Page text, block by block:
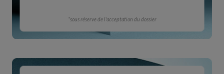
*sous réserve de l'acceptation du dossier